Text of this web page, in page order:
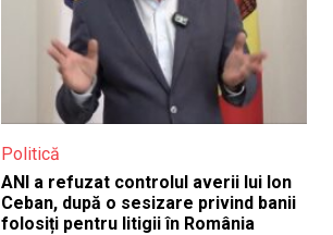
Politică
ANI a refuzat controlul averii lui Ion
Ceban, după o sesizare privind banii
folosiți pentru litigii în România